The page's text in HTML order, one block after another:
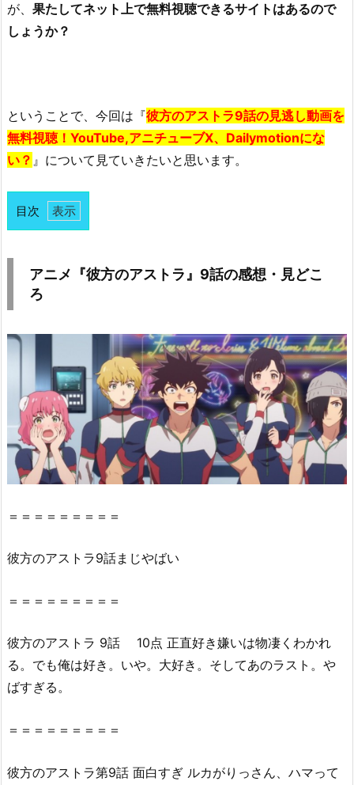
が、 果たしてネット上で無料視聴できるサイトはあるので
しょうか？
ということで、今回は『彼方のアストラ9話の見逃し動画を
無料視聴！YouTube,アニチューブX、Dailymotionにな
い？ 』について見ていきたいと思います。
目次
1.
ト
ラ』
9
話
の
ど
ろ
彼
方
の
ス
ラ
アニメ『彼方のアストラ』9話の感想・見どこ
ろ
＝＝＝＝＝＝＝＝＝
彼方のアストラ9話まじやばい
＝＝＝＝＝＝＝＝＝
彼方のアストラ 9話 10点 正直好き嫌いは物凄くわかれ
る。でも俺は好き。いや。大好き。そしてあのラスト。や
ばすぎる。
＝＝＝＝＝＝＝＝＝
彼方のアストラ第9話 面白すぎ ルカがりっさん、ハマって